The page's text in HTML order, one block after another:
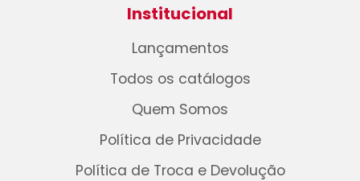
Institucional
Lançamentos
Todos os catálogos
Quem Somos
Política de Privacidade
Política de Troca e Devolução